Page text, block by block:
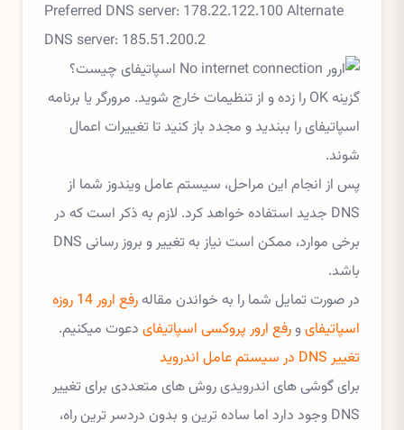
Preferred DNS server: 178.22.122.100 Alternate
DNS server: 185.51.200.2
گزینه OK را زده و از تنظیمات خارج شوید. مرورگر یا برنامه
اسپاتیفای را ببندید و مجدد باز کنید تا تغییرات اعمال
شوند.
پس از انجام این مراحل، سیستم عامل ویندوز شما از
DNS جدید استفاده خواهد کرد. لازم به ذکر است که در
برخی موارد، ممکن است نیاز به تغییر و بروز رسانی DNS
باشد.
در صورت تمایل شما را به خواندن مقاله
رفع ارور 14 روزه
اسپاتیفایورفع ارور پروکسی اسپاتیفای دعوت میکنیم.
تغییر DNS در سیستم عامل اندروید
برای گوشی های اندرویدی روش های متعددی برای تغییر
DNS وجود دارد اما ساده ترین و بدون دردسر ترین راه،